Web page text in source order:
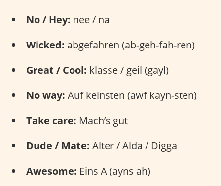
No / Hey: nee / na
Wicked: abgefahren (ab-geh-fah-ren)
Great / Cool: klasse / geil (gayl)
No way: Auf keinsten (awf kayn-sten)
Take care: Mach’s gut
Dude / Mate: Alter / Alda / Digga
Awesome: Eins A (ayns ah)